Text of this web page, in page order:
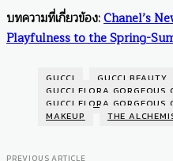
บทความที่เกี่ยวข้อง:Chanel’s
Playfulness to the Spring-
GUCCI GUCCI BEAUTY
GUCCI FLORA GORGEOUS
GUCCI FLORA GORGEOUS
MAKEUP
THE
PREVIOUS ARTICLE